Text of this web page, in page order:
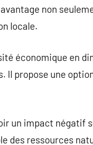
non
locale.
économique en
Il propose une
un impact négatif
des ressources